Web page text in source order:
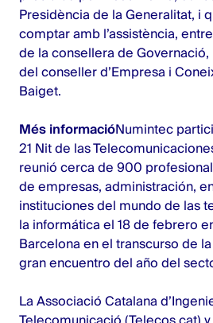
Presidència de la Generalitat, i
comptar amb l’assistència,
de la consellera de
del conseller d’Empresa i
Baiget.
Més informacióNumintec
21 Nit de las
reunió cerca de 900
de empresas, administración,
instituciones del mundo de las
la informática el 18 de febrero
Barcelona en el transcurso de
gran encuentro del año del
La Associació Catalana